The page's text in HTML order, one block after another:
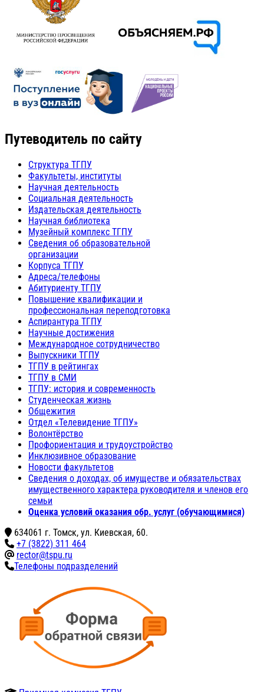
Путеводитель по сайту
Структура ТГПУ
Факультеты, институты
Научная деятельность
Социальная деятельность
Издательская деятельность
Научная библиотека
Музейный комплекс ТГПУ
Сведения об образовательной
организации
Корпуса ТГПУ
Адреса/телефоны
Абитуриенту ТГПУ
Повышение квалификации и
профессиональная переподготовка
Аспирантура ТГПУ
Научные достижения
Международное сотрудничество
Выпускники ТГПУ
ТГПУ в рейтингах
ТГПУ в СМИ
ТГПУ: история и современность
Студенческая жизнь
Общежития
Отдел «Телевидение ТГПУ»
Волонтёрство
Профориентация и трудоустройство
Инклюзивное образование
Новости факультетов
Сведения о доходах, об имуществе и обязательствах
имущественного характера руководителя и членов его
семьи
Оценка условий оказания обр. услуг (обучающимися)
634061 г. Томск, ул. Киевская, 60.
+7 (3822) 311 464
rector@tspu.ru
Телефоны подразделений